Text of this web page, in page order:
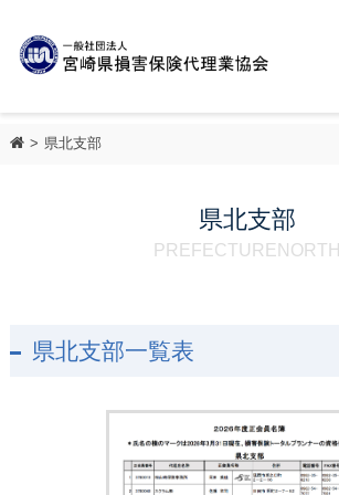
県北支部
県北支部
PREFECTURENORTH
県北支部一覧表